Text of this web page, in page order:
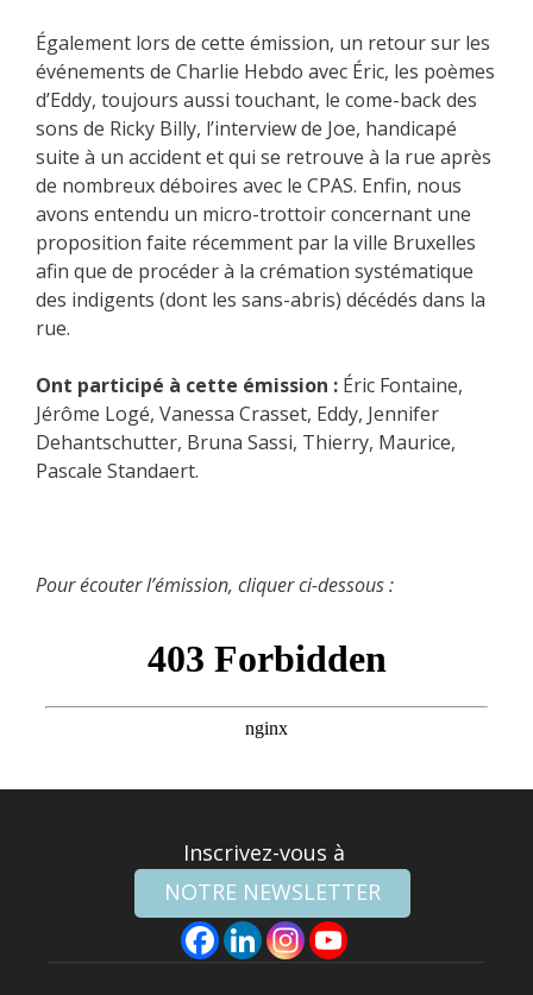
Également lors de cette émission, un retour sur les
événements de Charlie Hebdo avec Éric, les poèmes
d’Eddy, toujours aussi touchant, le come-back des
sons de Ricky Billy, l’interview de Joe, handicapé
suite à un accident et qui se retrouve à la rue après
de nombreux déboires avec le CPAS. Enfin, nous
avons entendu un micro-trottoir concernant une
proposition faite récemment par la ville Bruxelles
afin que de procéder à la crémation systématique
des indigents (dont les sans-abris) décédés dans la
rue.
Ont participé à cette émission : Éric Fontaine,
Jérôme Logé, Vanessa Crasset, Eddy, Jennifer
Dehantschutter, Bruna Sassi, Thierry, Maurice,
Pascale Standaert.
Pour écouter l’émission, cliquer ci-dessous :
Inscrivez-vous à
NOTRE NEWSLETTER